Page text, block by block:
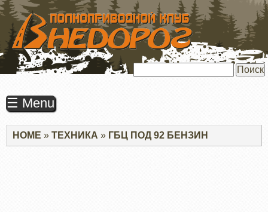
ПЕРЕЙТИ
ОСНОВНОМУ
СОДЕРЖАНИЮ
☰ Menu
Строка
навигации
HOME ТЕХНИКА ГБЦ ПОД 92 БЕНЗИН